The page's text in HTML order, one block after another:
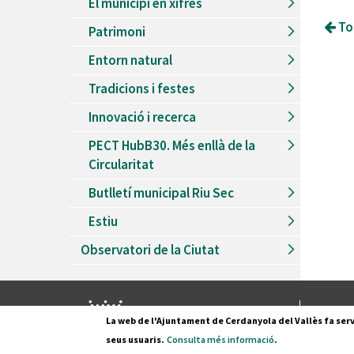
Patrimoni
Entorn natural
Tradicions i festes
Innovació i recerca
PECT HubB30. Més enllà de la
Circularitat
Butlletí municipal Riu Sec
Estiu
Observatori de la Ciutat
Pl.
La web de l'Ajuntament de Cerdanyola del Vallès fa
seus usuaris. Consulta més informació.